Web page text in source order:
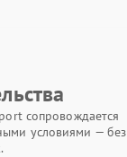
сопровождается
условиями — без